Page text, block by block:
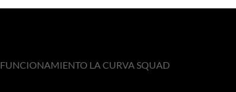
FUNCIONAMIENTO LA CURVA SQUAD